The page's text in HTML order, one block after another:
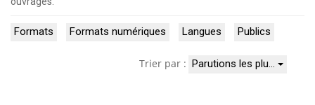
Formats Formats numériques Langues Publics
Trier par : Parutions les plu…